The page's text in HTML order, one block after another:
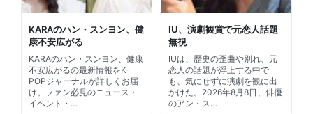
KARAのハン・スンヨン、健
康不安広がる
KARAのハン・スンヨン、健康
不安広がるの最新情報をK-
POPジャーナルが詳しくお届
け。ファン必見のニュース・
イベント・…
IU、演劇観賞で元恋人話題
無視
IUは、歴史の歪曲や別れ、元
恋人の話題が浮上する中で
も、気にせずに演劇を観に出
かけた。2026年8月8日、俳優
のアン・ス…